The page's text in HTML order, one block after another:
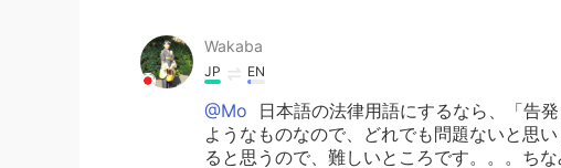
Wakaba
JP EN
@Mo
日本語の法律用語にするなら、「告
ようなものなので、どれでも問題ないと思
ると思うので、難しいところです。。。ち